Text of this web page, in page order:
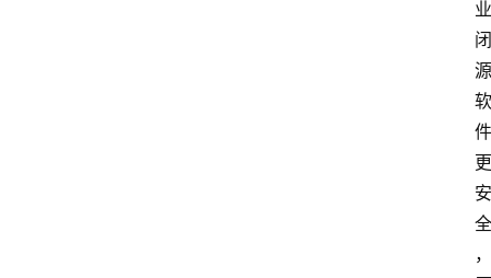
业
闭
源
软
件
更
安
全
，